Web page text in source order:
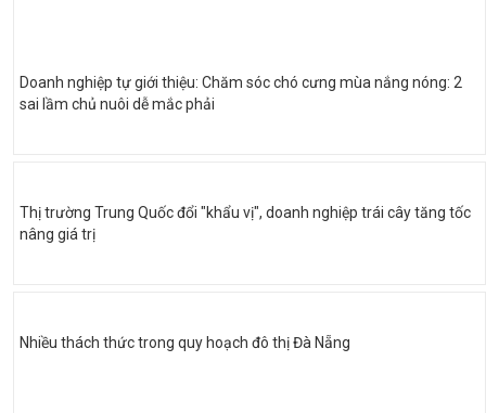
Doanh nghiệp tự giới thiệu: Chăm sóc chó cưng mùa nắng nóng: 2
sai lầm chủ nuôi dễ mắc phải
Thị trường Trung Quốc đổi "khẩu vị", doanh nghiệp trái cây tăng tốc
nâng giá trị
Nhiều thách thức trong quy hoạch đô thị Đà Nẵng